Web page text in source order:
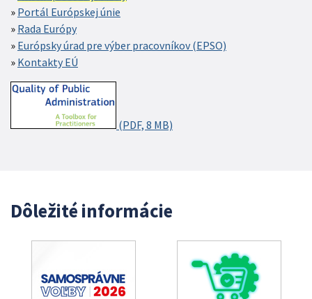
Portál Európskej únie
Rada Európy
Európsky úrad pre výber pracovníkov (EPSO)
Kontakty EÚ
(PDF, 8 MB)
Dôležité informácie